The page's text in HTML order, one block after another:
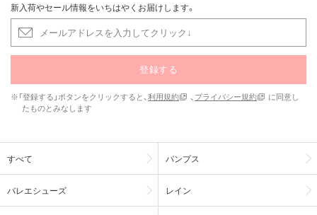
新入荷やセール情報をいちはやくお届けします。
登録する
※「登録する」ボタンをクリックすると、利用規約 、プライバシー規約
に同意し
たものとみなします
すべて パンプス
バレエシューズ レイン